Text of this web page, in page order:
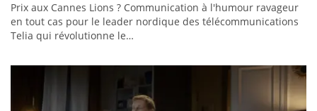
Prix aux Cannes Lions ? Communication à l'humour ravageur
en tout cas pour le leader nordique des télécommunications
Telia qui révolutionne le…